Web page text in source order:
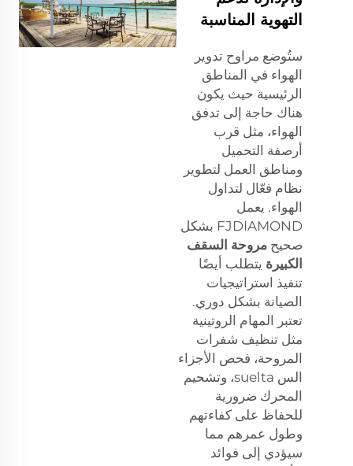
التهوية المناسبة
ستُوضع مراوح تدوير
الهواء في المناطق
الرئيسية حيث يكون
هناك حاجة إلى تدفق
الهواء، مثل قرب
أرصفة التحميل
ومناطق العمل لتطوير
نظام فعّال لتداول
الهواء. يعمل
FJDIAMOND بشكل
صحيح مروحة السقف
الكبيرة يتطلب أيضًا
تنفيذ استراتيجيات
الصيانة بشكل دوري.
تعتبر المهام الروتينية
مثل تنظيف شفرات
المروحة، فحص الأجزاء
الس suelta، وتشحيم
المحرك ضرورية
للحفاظ على كفاءتهم
وطول عمرهم مما
سيؤدي إلى فوائد